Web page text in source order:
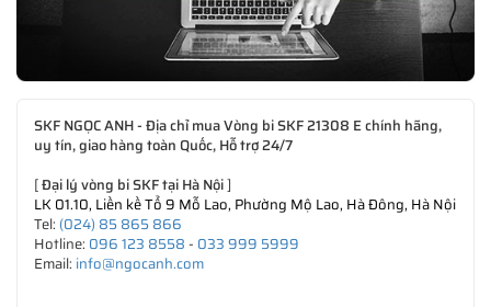
SKF NGỌC ANH - Địa chỉ mua Vòng bi SKF 21308 E chính hãng,
uy tín, giao hàng toàn Quốc, Hỗ trợ 24/7
[Đại lý vòng bi SKF tại Hà Nội]
LK 01.10, Liền kề Tổ 9 Mỗ Lao, Phường Mộ Lao, Hà Đông, Hà Nội
Tel: (024) 85 865 866
Hotline: 096 123 8558- 033 999 5999
Email: info@ngocanh.com